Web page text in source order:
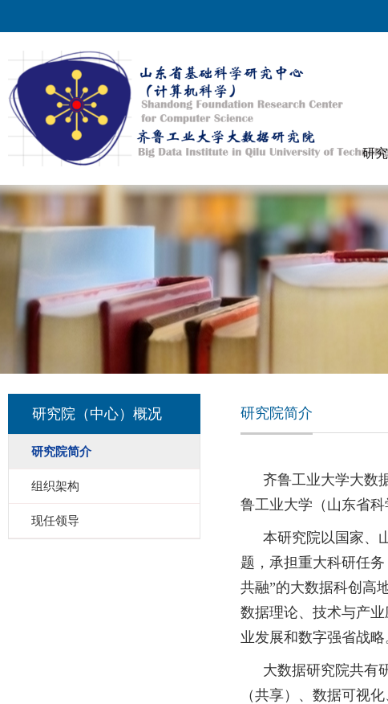
研
研究院（中心）概况
研究院简介
组织架构
现任领导
研究院简介
齐鲁工业大学大数
鲁工业大学（山东省科
本研究院以国家、
题，承担重大科研任
共融”的大数据科创高
数据理论、技术与产
业发展和数字强省战略
大数据研究院共有
（共享）、数据可视